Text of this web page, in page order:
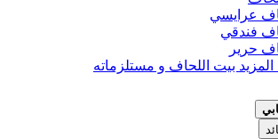
عرايسي
فندقي
حرير
بيت اللحاف و مستلزماته